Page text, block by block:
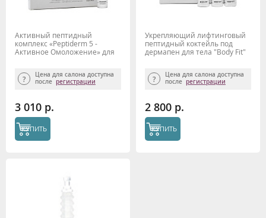
Активный пептидный
комплекс «Peptiderm 5 -
Активное Омоложение» для
мезотерапии ФММТ
Цена для салона доступна
после регистрации
3 010 р.
КУПИТЬ
Укрепляющий лифтинговый
пептидный коктейль под
дермапен для тела "Body Fit"
Цена для салона доступна
после регистрации
2 800 р.
КУПИТЬ